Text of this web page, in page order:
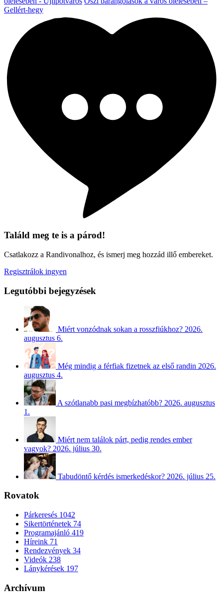
Gellért-hegy
Találd meg te is a párod!
Csatlakozz a Randivonalhoz, és ismerj meg hozzád illő embereket.
Regisztrálok ingyen
Legutóbbi bejegyzések
Miért vonzódnak sokan a rosszfiúkhoz? 2026.
augusztus 6.
Még mindig a férfiak fizetnek az első randin 2026.
augusztus 4.
A szótlanabb pasi megbízhatóbb? 2026. augusztus
1.
Miért nem találok párt, pedig rendes ember
vagyok? 2026. július 30.
Tabudöntő kérdés ismerkedéskor? 2026. július 25.
Rovatok
Párkeresés 1042
Sikertörténetek 74
Programajánló 419
Híreink 71
Rendezvények 34
Videók 238
Lánykérések 197
Archívum